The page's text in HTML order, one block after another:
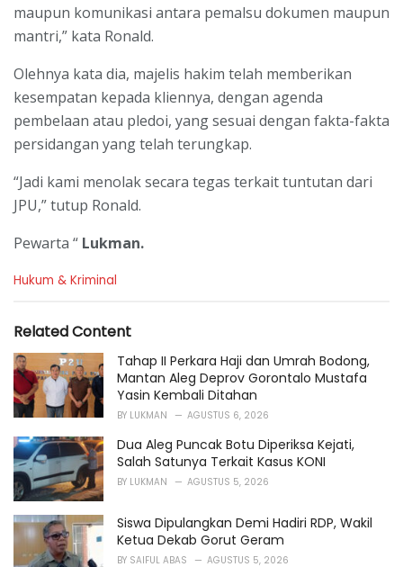
maupun komunikasi antara pemalsu dokumen maupun
mantri,” kata Ronald.
Olehnya kata dia, majelis hakim telah memberikan
kesempatan kepada kliennya, dengan agenda
pembelaan atau pledoi, yang sesuai dengan fakta-fakta
persidangan yang telah terungkap.
“Jadi kami menolak secara tegas terkait tuntutan dari
JPU,” tutup Ronald.
Pewarta “ Lukman.
C
e
o
r
i
e
:
Hukum & Kriminal
Related Content
Tahap II Perkara Haji dan Umrah Bodong,
Mantan Aleg Deprov Gorontalo Mustafa
Yasin Kembali Ditahan
BY LUKMAN AGUSTUS 6, 2026
Dua Aleg Puncak Botu Diperiksa Kejati,
Salah Satunya Terkait Kasus KONI
BY LUKMAN AGUSTUS 5, 2026
Siswa Dipulangkan Demi Hadiri RDP, Wakil
Ketua Dekab Gorut Geram
BY SAIFUL ABAS AGUSTUS 5, 2026